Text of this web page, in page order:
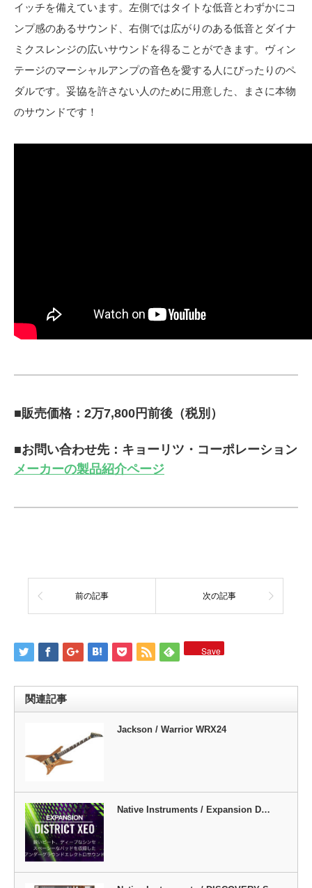
イッチを備えています。左側ではタイトな低音とわずかにコ
ンプ感のあるサウンド、右側では広がりのある低音とダイナ
ミクスレンジの広いサウンドを得ることができます。ヴィン
テージのマーシャルアンプの音色を愛する人にぴったりのペ
ダルです。妥協を許さない人のために用意した、まさに本物
のサウンドです！
■販売価格：2万7,800円前後（税別）
■お問い合わせ先：キョーリツ・コーポレーション
メーカーの製品紹介ページ
前の記事 次の記事
Save
関連記事
Jackson / Warrior WRX24
Native Instruments / Expansion D…